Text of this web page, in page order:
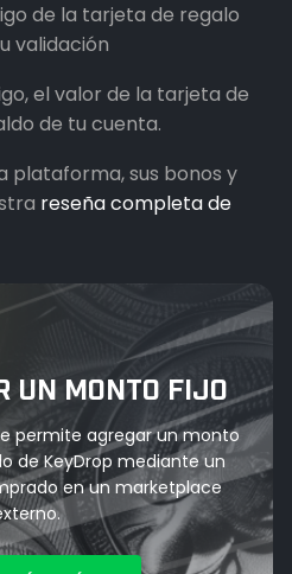
de la tarjeta de regalo
validación
el valor de la tarjeta de
de tu cuenta.
plataforma, sus bonos y
reseña completa de
UN MONTO FIJO
permite agregar un monto
de KeyDrop mediante un
en un marketplace